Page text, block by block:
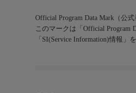
Official Program Data Mark（公式
このマークは「Official Program
「SI(Service Information)情報